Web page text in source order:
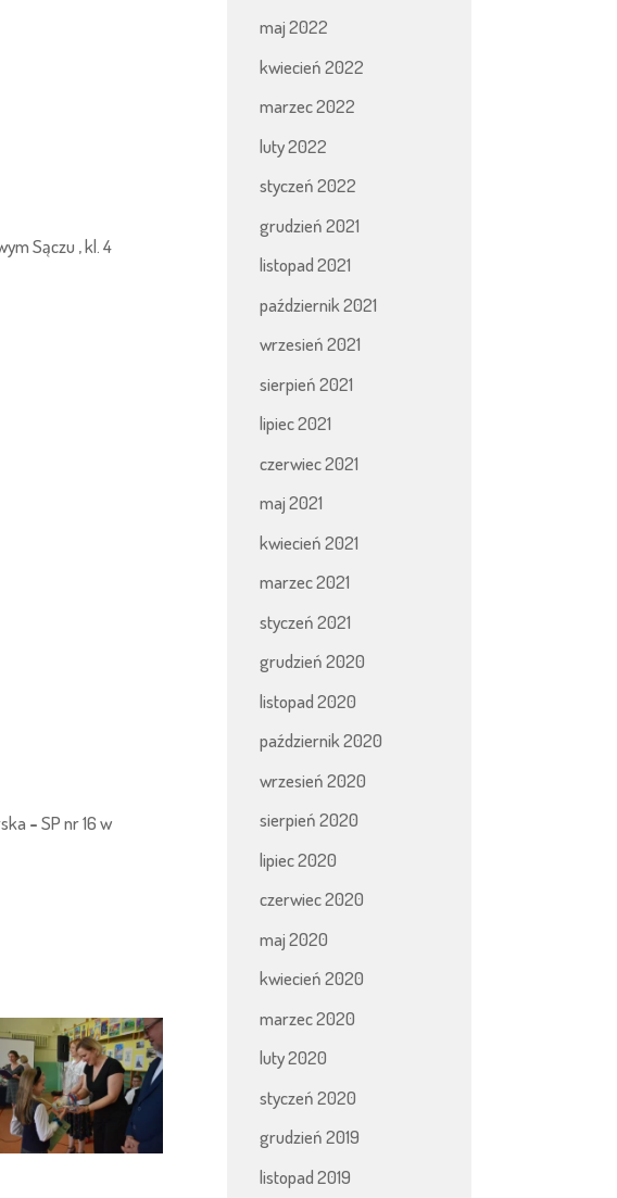
Sączu , kl. 4
-SP nr 16 w
maj 2022
kwiecień 2022
marzec 2022
luty 2022
styczeń 2022
grudzień 2021
listopad 2021
październik 2021
wrzesień 2021
sierpień 2021
lipiec 2021
czerwiec 2021
maj 2021
kwiecień 2021
marzec 2021
styczeń 2021
grudzień 2020
listopad 2020
październik 2020
wrzesień 2020
sierpień 2020
lipiec 2020
czerwiec 2020
maj 2020
kwiecień 2020
marzec 2020
luty 2020
styczeń 2020
grudzień 2019
listopad 2019